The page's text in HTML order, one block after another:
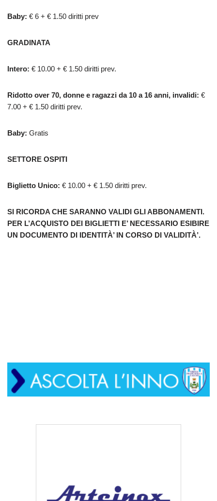
Baby: € 6 + € 1.50 diritti prev
GRADINATA
Intero: € 10.00 + € 1.50 diritti prev.
Ridotto over 70, donne e ragazzi da 10 a 16 anni, invalidi: €
7.00 + € 1.50 diritti prev.
Baby: Gratis
SETTORE OSPITI
Biglietto Unico: € 10.00 + € 1.50 diritti prev.
SI RICORDA CHE SARANNO VALIDI GLI ABBONAMENTI.
PER L’ACQUISTO DEI BIGLIETTI E’ NECESSARIO ESIBIRE
UN DOCUMENTO DI IDENTITÀ’ IN CORSO DI VALIDITÀ’.